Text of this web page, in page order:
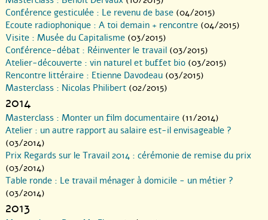
Conférence gesticulée : Le revenu de base (04/2015)
Ecoute radiophonique : A toi demain + rencontre (04/2015)
Visite : Musée du Capitalisme (03/2015)
Conférence-débat : Réinventer le travail (03/2015)
Atelier-découverte : vin naturel et buffet bio (03/2015)
Rencontre littéraire : Etienne Davodeau (03/2015)
Masterclass : Nicolas Philibert (02/2015)
2014
Masterclass : Monter un film documentaire (11/2014)
Atelier : un autre rapport au salaire est-il envisageable ?
(03/2014)
Prix Regards sur le Travail 2014 : cérémonie de remise du prix
(03/2014)
Table ronde : Le travail ménager à domicile - un métier ?
(03/2014)
2013